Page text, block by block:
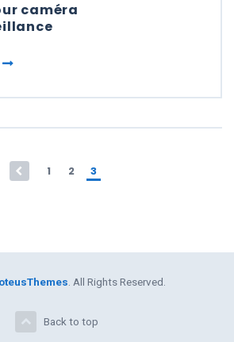
caméra
MÂT SVR POUR CAMÉRA
des
1 2 3
. All Rights Reserved.
Back to top